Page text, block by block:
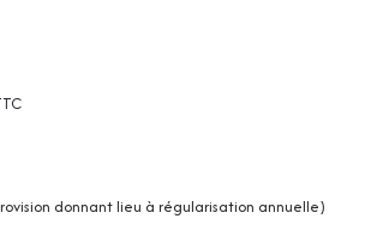
donnant lieu à régularisation annuelle)